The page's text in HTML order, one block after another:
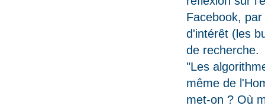
Facebook,
d'intérêt (les
de recherche.
"Les
même de
met-on ? Où